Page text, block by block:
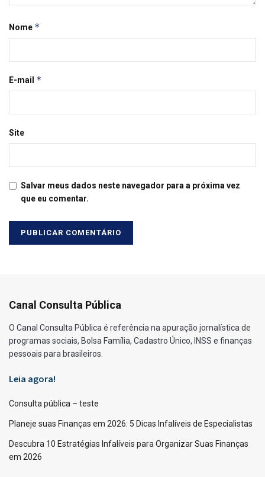
Nome *
E-mail *
Site
Salvar meus dados neste navegador para a próxima vez
que eu comentar.
Canal Consulta Pública
O Canal Consulta Pública é referência na apuração jornalística de
programas sociais, Bolsa Família, Cadastro Único, INSS e finanças
pessoais para brasileiros.
Leia agora!
Consulta pública – teste
Planeje suas Finanças em 2026: 5 Dicas Infalíveis de Especialistas
Descubra 10 Estratégias Infalíveis para Organizar Suas Finanças
em 2026